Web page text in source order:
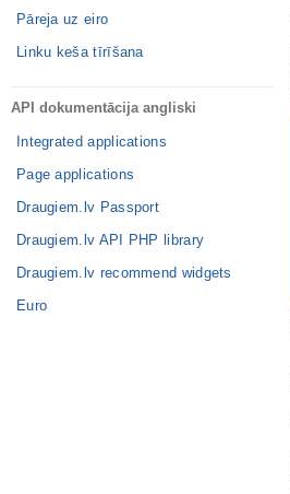
Pāreja uz eiro
Linku keša tīrīšana
API dokumentācija angliski
Integrated applications
Page applications
Draugiem.lv Passport
Draugiem.lv API PHP library
Draugiem.lv recommend widgets
Euro